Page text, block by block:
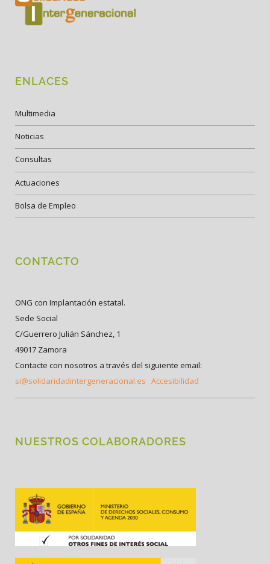
ENLACES
Multimedia
Noticias
Consultas
Actuaciones
Bolsa de Empleo
CONTACTO
ONG con Implantación estatal.
Sede Social
C/Guerrero Julián Sánchez, 1
49017 Zamora
Contacte con nosotros a través del siguiente email:
si@solidaridadintergeneracional.es Accesibilidad
NUESTROS COLABORADORES